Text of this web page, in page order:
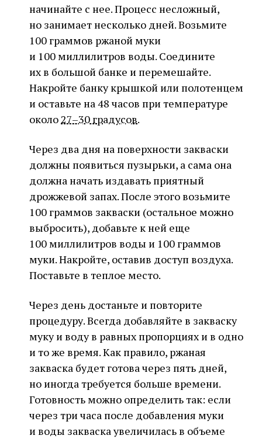
начинайте с нее. Процесс несложный,
но занимает несколько дней. Возьмите
100 граммов ржаной муки
и 100 миллилитров воды. Соедините
их в большой банке и перемешайте.
Накройте банку крышкой или полотенцем
и оставьте на 48 часов при температуре
около27–30 градусов.
Через два дня на поверхности закваски
должны появиться пузырьки, а сама она
должна начать издавать приятный
дрожжевой запах. После этого возьмите
100 граммов закваски (остальное можно
выбросить), добавьте к ней еще
100 миллилитров воды и 100 граммов
муки. Накройте, оставив доступ воздуха.
Поставьте в теплое место.
Через день достаньте и повторите
процедуру. Всегда добавляйте в закваску
муку и воду в равных пропорциях и в одно
и то же время. Как правило, ржаная
закваска будет готова через пять дней,
но иногда требуется больше времени.
Готовность можно определить так: если
через три часа после добавления муки
и воды закваска увеличилась в объеме